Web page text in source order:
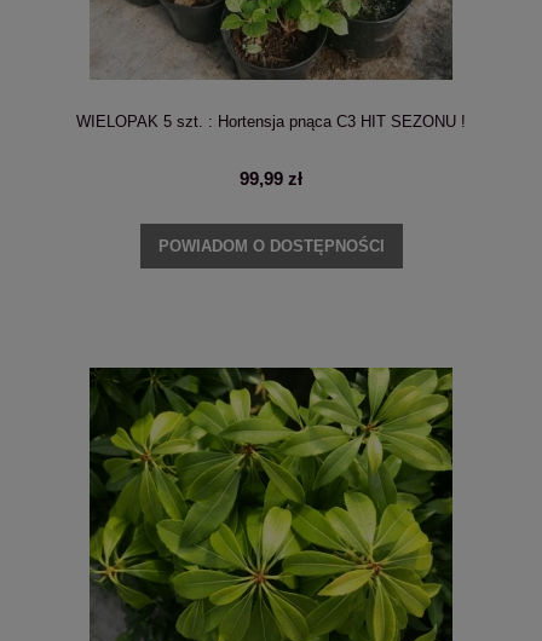
WIELOPAK 5 szt. : Hortensja pnąca C3 HIT SEZONU !
99,99 zł
POWIADOM O DOSTĘPNOŚCI